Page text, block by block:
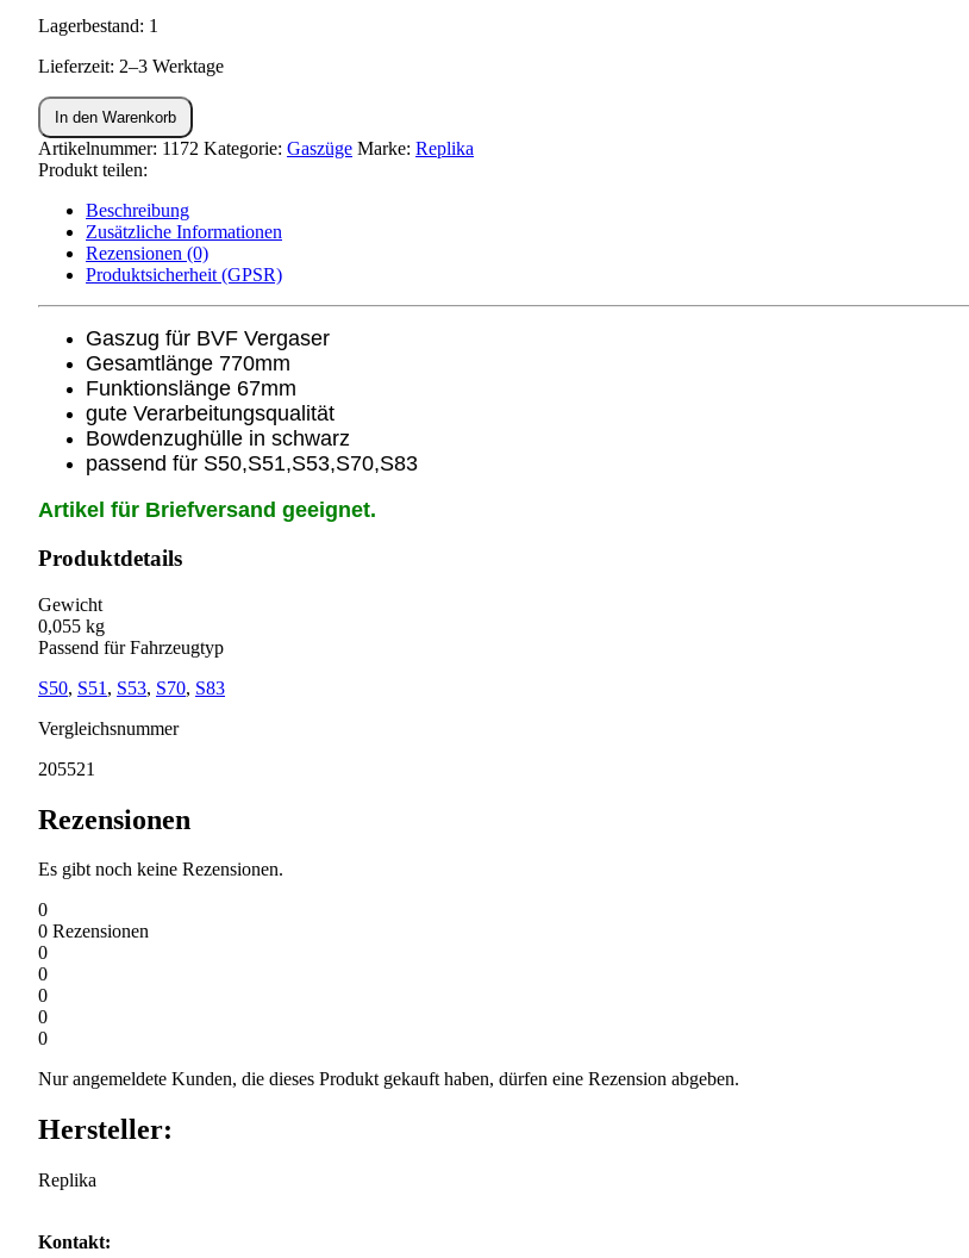
Lagerbestand: 1
Lieferzeit: 2–3 Werktage
Gaszug
(BVF)
S50,S51,S53,S70
Menge
In den Warenkorb
Artikelnummer: 1172 Kategorie: Gaszüge Marke: Replika
Produkt teilen:
Beschreibung
Zusätzliche Informationen
Rezensionen (0)
Produktsicherheit (GPSR)
Gaszug für BVF Vergaser
Gesamtlänge 770mm
Funktionslänge 67mm
gute Verarbeitungsqualität
Bowdenzughülle in schwarz
passend für S50,S51,S53,S70,S83
Artikel für Briefversand geeignet.
Produktdetails
Gewicht
0,055 kg
Passend für Fahrzeugtyp
S50, S51 , S53, S70, S83
Vergleichsnummer
205521
Rezensionen
Es gibt noch keine Rezensionen.
0
0 Rezensionen
0
0
0
0
0
Nur angemeldete Kunden, die dieses Produkt gekauft haben, dürfen eine Rezension abgeben.
Hersteller:
Replika
Kontakt: